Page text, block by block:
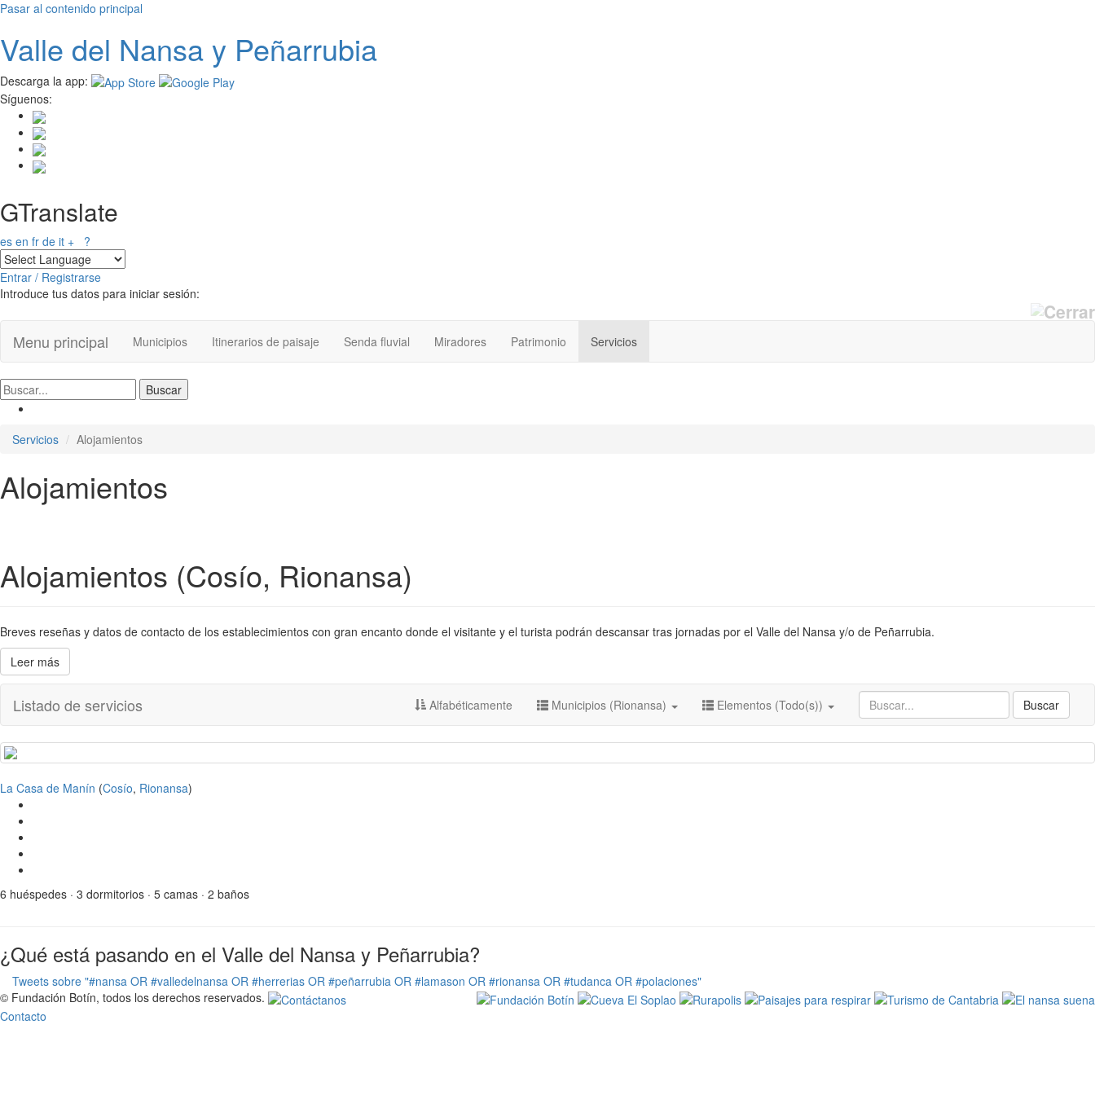
Pasar al contenido principal
Valle del Nansay Peñarrubia
Descarga la app:
Síguenos:
GTranslate
es en fr de it + ?
Entrar / Registrarse
Introduce tus datos para iniciar sesión:
Menu principal Municipios Itinerarios de paisaje Senda fluvial Miradores Patrimonio Servicios
Servicios Alojamientos
Alojamientos
Alojamientos (Cosío, Rionansa)
Breves reseñas y datos de contacto de los establecimientos con gran encanto donde el visitante y el turista podrán descansar tras jornadas por el Valle del Nansa y/o de Peñarrubia.
Leer más
Listado de servicios Buscar
Alfabéticamente Municipios (Rionansa) Elementos (Todo(s))
La Casa de Manín (Cosío, Rionansa)
6 huéspedes · 3 dormitorios · 5 camas · 2 baños
¿Qué está pasando en el Valle del Nansa y Peñarrubia?
Tweets sobre "#nansa OR #valledelnansa OR #herrerias OR #peñarrubia OR #lamason OR #rionansa OR #tudanca OR #polaciones"
© Fundación Botín, todos los derechos reservados.
Contacto